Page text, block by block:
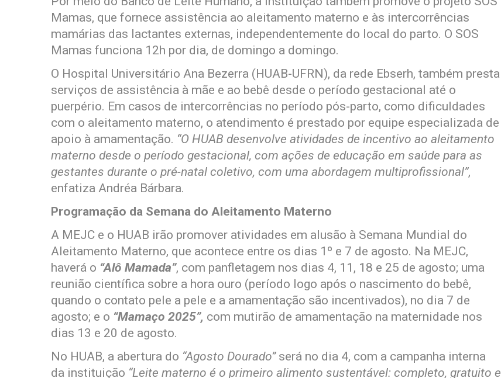
Mamas, que fornece assistência ao aleitamento materno e às intercorrências
mamárias das lactantes externas, independentemente do local do parto. O SOS
Mamas funciona 12h por dia, de domingo a domingo.
O Hospital Universitário Ana Bezerra (HUAB-UFRN), da rede Ebserh, também presta
serviços de assistência à mãe e ao bebê desde o período gestacional até o
puerpério. Em casos de intercorrências no período pós-parto, como dificuldades
com o aleitamento materno, o atendimento é prestado por equipe especializada de
apoio à amamentação. “O HUAB desenvolve atividades de incentivo ao aleitamento
materno desde o período gestacional, com ações de educação em saúde para as
gestantes durante o pré-natal coletivo, com uma abordagem multiprofissional”,
enfatiza Andréa Bárbara.
Programação da Semana do Aleitamento Materno
A MEJC e o HUAB irão promover atividades em alusão à Semana Mundial do
Aleitamento Materno, que acontece entre os dias 1º e 7 de agosto. Na MEJC,
haverá o “Alô Mamada”, com panfletagem nos dias 4, 11, 18 e 25 de agosto; uma
reunião científica sobre a hora ouro (período logo após o nascimento do bebê,
quando o contato pele a pele e a amamentação são incentivados), no dia 7 de
agosto; e o “Mamaço 2025”, com mutirão de amamentação na maternidade nos
dias 13 e 20 de agosto.
No HUAB, a abertura do “Agosto Dourado”será no dia 4, com a campanha interna
da instituição “Leite materno é o primeiro alimento sustentável: completo, gratuito e